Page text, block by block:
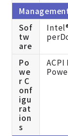
Sof
tw
are
Po
we
r C
onf
igu
rat
ion
s